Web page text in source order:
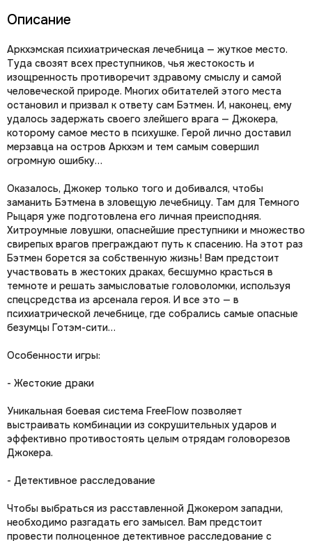
Описание
Аркхэмская психиатрическая лечебница — жуткое место.
Туда свозят всех преступников, чья жестокость и
изощренность противоречит здравому смыслу и самой
человеческой природе. Многих обитателей этого места
остановил и призвал к ответу сам Бэтмен. И, наконец, ему
удалось задержать своего злейшего врага — Джокера,
которому самое место в психушке. Герой лично доставил
мерзавца на остров Аркхэм и тем самым совершил
огромную ошибку…
Оказалось, Джокер только того и добивался, чтобы
заманить Бэтмена в зловещую лечебницу. Там для Темного
Рыцаря уже подготовлена его личная преисподняя.
Хитроумные ловушки, опаснейшие преступники и множество
свирепых врагов преграждают путь к спасению. На этот раз
Бэтмен борется за собственную жизнь! Вам предстоит
участвовать в жестоких драках, бесшумно красться в
темноте и решать замысловатые головоломки, используя
спецсредства из арсенала героя. И все это — в
психиатрической лечебнице, где собрались самые опасные
безумцы Готэм-сити…
Особенности игры:
- Жестокие драки
Уникальная боевая система FreeFlow позволяет
выстраивать комбинации из сокрушительных ударов и
эффективно противостоять целым отрядам головорезов
Джокера.
- Детективное расследование
Чтобы выбраться из расставленной Джокером западни,
необходимо разгадать его замысел. Вам предстоит
провести полноценное детективное расследование с